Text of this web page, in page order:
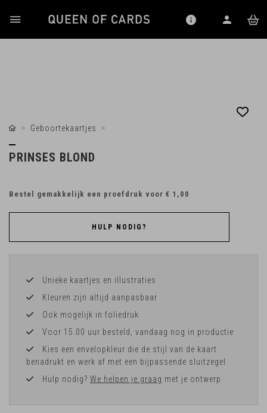
Geboortekaartjes
PRINSES BLOND
Bestel gemakkelijk een proefdruk voor € 1,00
HULP NODIG?
Unieke kaartjes en illustraties
Kleuren zijn altijd aanpasbaar
Ook mogelijk in foliedruk
Voor 15.00 uur besteld, vandaag nog in productie
Kies een envelopkleur die de stijl van de kaart
benadrukt en werk af met een bijpassende sluitzegel
Hulp nodig? We helpen je graag met je ontwerp